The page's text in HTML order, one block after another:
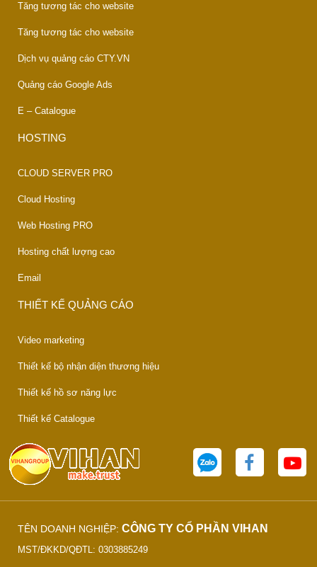
Tăng tương tác cho website
Tăng tương tác cho website
Dịch vụ quảng cáo CTY.VN
Quảng cáo Google Ads
E – Catalogue
HOSTING
CLOUD SERVER PRO
Cloud Hosting
Web Hosting PRO
Hosting chất lượng cao
Email
THIẾT KẾ QUẢNG CÁO
Video marketing
Thiết kế bộ nhận diện thương hiệu
Thiết kế hồ sơ năng lực
Thiết kế Catalogue
TÊN DOANH NGHIỆP: CÔNG TY CỔ PHẦN VIHAN
MST/ĐKKD/QĐTL: 0303885249